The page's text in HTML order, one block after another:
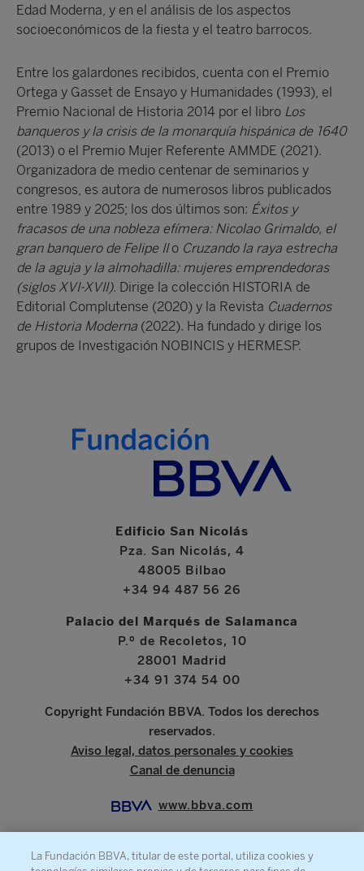
Edad Moderna, y en el análisis de los aspectos
socioeconómicos de la fiesta y el teatro barrocos.
Entre los galardones recibidos, cuenta con el Premio
Ortega y Gasset de Ensayo y Humanidades (1993), el
Premio Nacional de Historia 2014 por el libro Los
banqueros y la crisis de la monarquía hispánica de 1640
(2013) o el Premio Mujer Referente AMMDE (2021).
Organizadora de medio centenar de seminarios y
congresos, es autora de numerosos libros publicados
entre 1989 y 2025; los dos últimos son: Éxitos y
fracasos de una nobleza efímera: Nicolao Grimaldo, el
gran banquero de Felipe IIo Cruzando la raya estrecha
de la aguja y la almohadilla: mujeres emprendedoras
(siglos XVI-XVII). Dirige la colección HISTORIA de
Editorial Complutense (2020) y la Revista Cuadernos
de Historia Moderna (2022). Ha fundado y dirige los
grupos de Investigación NOBINCIS y HERMESP.
Edificio San Nicolás
Pza. San Nicolás, 4
48005 Bilbao
+34 94 487 56 26
Palacio del Marqués de Salamanca
P.º de Recoletos, 10
28001 Madrid
+34 91 374 54 00
Copyright Fundación BBVA. Todos los derechos
reservados.
Aviso legal, datos personales y cookies
Canal de denuncia
www.bbva.com
La Fundación BBVA, titular de este portal, utiliza cookies y